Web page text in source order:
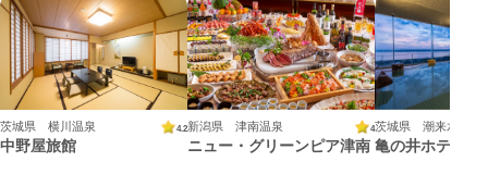
茨城県 横川温泉 4.2
中野屋旅館
新潟県 津南温泉 4
ニュー・グリーンピア津南
茨城県 潮来水原温
亀の井ホテル